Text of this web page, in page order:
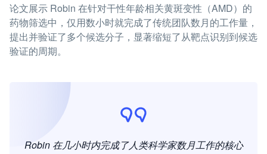
论文展示 Robin 在针对干性年龄相关黄斑变性（AMD）的
药物筛选中，仅用数小时就完成了传统团队数月的工作量，
提出并验证了多个候选分子，显著缩短了从靶点识别到候选
验证的周期。
Robin 在几小时内完成了人类科学家数月工作的核心